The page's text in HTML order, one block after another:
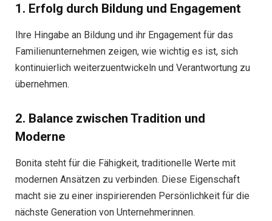
1. Erfolg durch Bildung und Engagement
Ihre Hingabe an Bildung und ihr Engagement für das
Familienunternehmen zeigen, wie wichtig es ist, sich
kontinuierlich weiterzuentwickeln und Verantwortung zu
übernehmen.
2. Balance zwischen Tradition und
Moderne
Bonita steht für die Fähigkeit, traditionelle Werte mit
modernen Ansätzen zu verbinden. Diese Eigenschaft
macht sie zu einer inspirierenden Persönlichkeit für die
nächste Generation von Unternehmerinnen.